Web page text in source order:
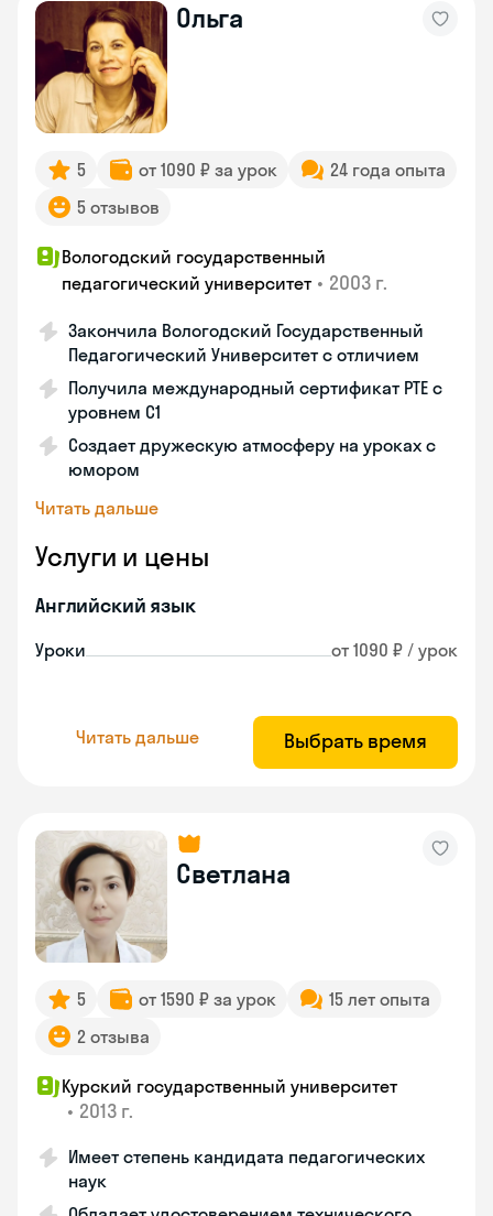
Ольга
5 от 1090 ₽ за урок
24 года опыта
5 отзывов
Вологодский государственный
педагогический университет • 2003 г.
Закончила Вологодский Государственный
Педагогический Университет с отличием
Получила международный сертификат PTE с
уровнем C1
Создает дружескую атмосферу на уроках с
юмором
Читать дальше
Услуги и цены
Английский язык
Уроки от 1090 ₽ / урок
Читать дальше Выбрать время
Светлана
5 от 1590 ₽ за урок
15 лет опыта
2 отзыва
Курский государственный университет
• 2013 г.
Имеет степень кандидата педагогических
наук